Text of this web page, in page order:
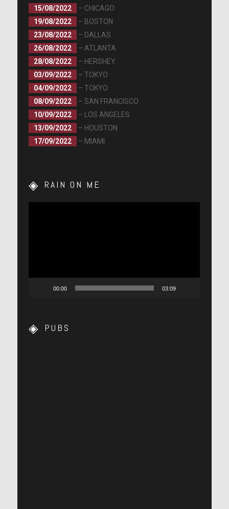
15/08/2022
– CHICAGO
19/08/2022
– BOSTON
23/08/2022
– DALLAS
26/08/2022
– ATLANTA
28/08/2022
– HERSHEY
03/09/2022
– TOKYO
04/09/2022
– TOKYO
08/09/2022
– SAN FRANCISCO
10/09/2022
– LOS ANGELES
13/09/2022
– HOUSTON
17/09/2022
– MIAMI
RAIN ON ME
00:00 03:09
PUBS